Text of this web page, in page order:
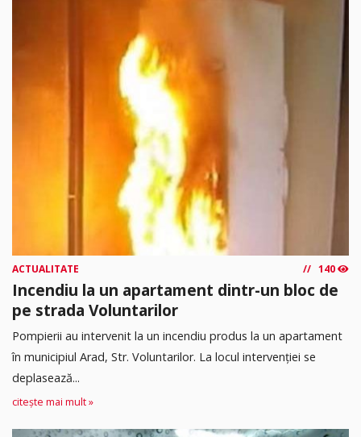
ACTUALITATE 140
Incendiu la un apartament dintr-un bloc de
pe strada Voluntarilor
Pompierii au intervenit la un incendiu produs la un apartament
în municipiul Arad, Str. Voluntarilor. La locul intervenției se
deplasează...
citește mai mult »